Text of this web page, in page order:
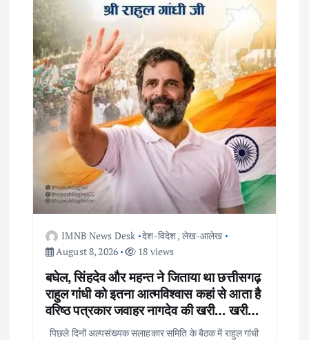
o
n
IMNB News Desk देश-विदेश, लेख-आलेख
August 8, 2026
18 views
बघेल, सिंहदेव और महन्त ने जिताया था छत्तीसगढ़
राहुल गांधी को इतना आत्मविश्वास कहां से आता है
वरिष्ठ पत्रकार जवाहर नागदेव की खरी… खरी…
पिछले दिनों अल्पसंख्यक सलाहकार समिति के बैठक में राहुल गांधी